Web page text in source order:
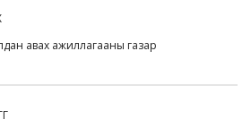
авах ажиллагааны газар